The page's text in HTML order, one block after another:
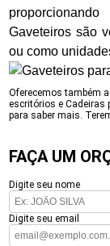
Gaveteiros são
ou como
Oferecemos também
escritórios e Cadeiras
para saber mais.
FAÇA UM
Digite seu nome
Digite seu email